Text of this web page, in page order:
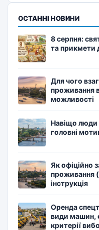
ОСТАННІ НОВИНИ
8 серпня:
та прикмети
Для чого
проживання
можливості
Навіщо люди
головні
Як офіційно
проживання
інструкція
Оренда
види машин,
критерії